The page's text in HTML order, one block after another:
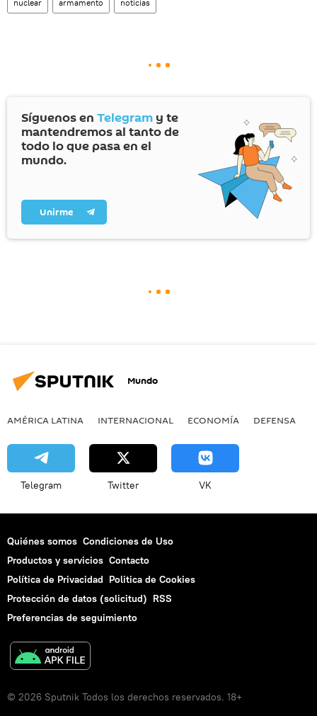
nuclear armamento noticias
Síguenos en Telegram y te
mantendremos al tanto de
todo lo que pasa en el
mundo.
Unirme
Mundo
AMÉRICA LATINA INTERNACIONAL ECONOMÍA DEFENSA
Telegram Twitter VK
Quiénes somos Condiciones de Uso
Productos y servicios Contacto
Política de Privacidad Politica de Cookies
Protección de datos (solicitud) RSS
Preferencias de seguimiento
© 2026 Sputnik Todos los derechos reservados. 18+